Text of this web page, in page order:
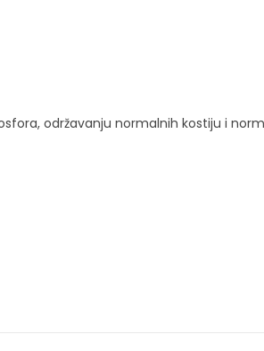
održavanju normalnih kostiju i